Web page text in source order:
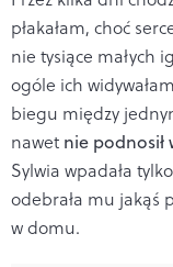
płakałam, choć
nie tysiące małych
ogóle ich
biegu między
nawet nie podnosił
Sylwia wpadała
odebrała mu jakąś
w domu.